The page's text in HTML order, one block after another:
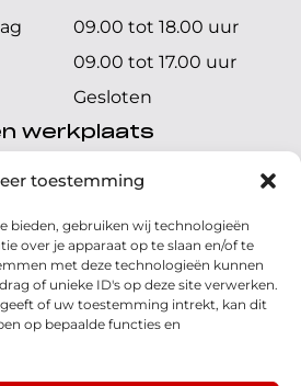
toestemming
bieden, gebruiken wij technologieën
over je apparaat op te slaan en/of te
met deze technologieën kunnen
of unieke ID's op deze site verwerken.
of uw toestemming intrekt, kan dit
op bepaalde functies en
09.00 tot 18.00 uur
09.00 tot 17.00 uur
Gesloten
werkplaats
08.00 tot 17.00 uur
Gesloten